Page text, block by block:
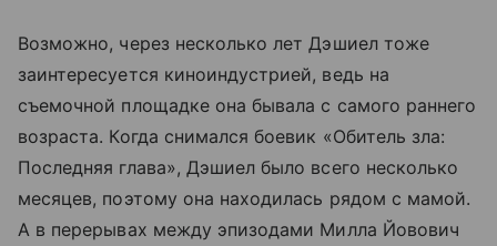
Возможно, через несколько лет Дэшиел тоже
заинтересуется киноиндустрией, ведь на
съемочной площадке она бывала с самого раннего
возраста. Когда снимался боевик «Обитель зла:
Последняя глава», Дэшиел было всего несколько
месяцев, поэтому она находилась рядом с мамой.
А в перерывах между эпизодами Милла Йовович